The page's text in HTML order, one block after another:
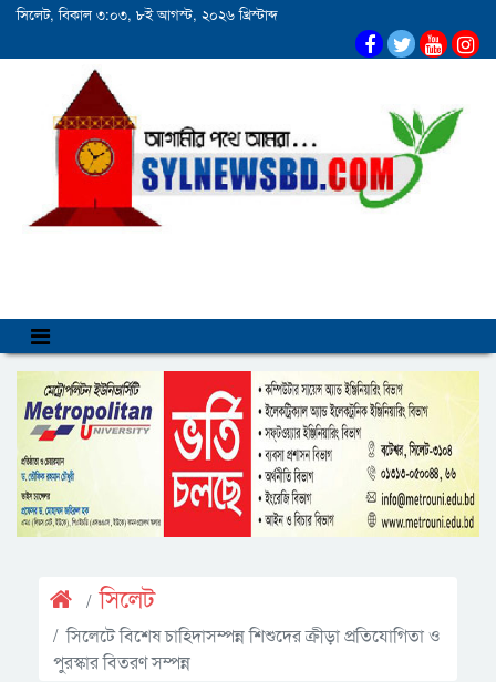
সিলেট, বিকাল ৩:০৩, ৮ই আগস্ট, ২০২৬ খ্রিস্টাব্দ
সিলেট
সিলেটে বিশেষ চাহিদাসম্পন্ন শিশুদের ক্রীড়া প্রতিযোগিতা ও
পুরস্কার বিতরণ সম্পন্ন